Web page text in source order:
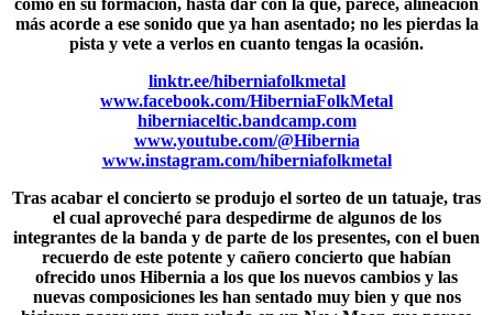
como en su formación, hasta dar con la que, parece, alineación
más acorde a ese sonido que ya han asentado; no les pierdas la
pista y vete a verlos en cuanto tengas la ocasión.
linktr.ee/hiberniafolkmetal
www.facebook.com/HiberniaFolkMetal
hiberniaceltic.bandcamp.com
www.youtube.com/@Hibernia
www.instagram.com/hiberniafolkmetal
Tras acabar el concierto se produjo el sorteo de un tatuaje, tras
el cual aproveché para despedirme de algunos de los
integrantes de la banda y de parte de los presentes, con el buen
recuerdo de este potente y cañero concierto que habían
ofrecido unos Hibernia a los que los nuevos cambios y las
nuevas composiciones les han sentado muy bien y que nos